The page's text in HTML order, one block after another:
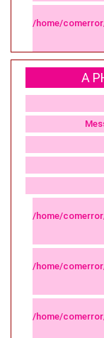
/home/
A
/home/
/home/
/home/